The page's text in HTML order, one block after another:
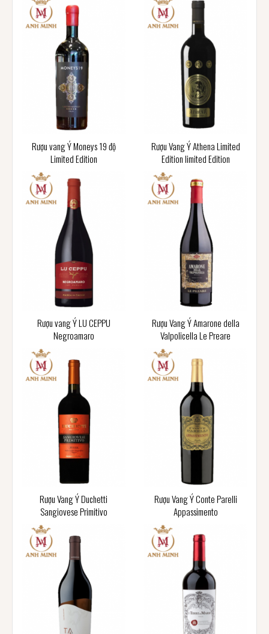
Rượu vang Ý Moneys 19 độ
Limited Edition
Rượu Vang Ý Athena Limited
Edition limited Edition
Rượu vang Ý LU CEPPU
Negroamaro
Rượu Vang Ý Amarone della
Valpolicella Le Preare
Rượu Vang Ý Duchetti
Sangiovese Primitivo
Rượu Vang Ý Conte Parelli
Appassimento